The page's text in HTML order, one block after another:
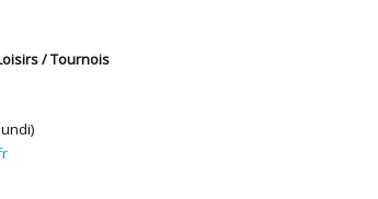
/ Tournois